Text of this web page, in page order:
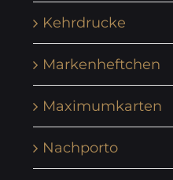
Kehrdrucke
Markenheftchen
Maximumkarten
Nachporto